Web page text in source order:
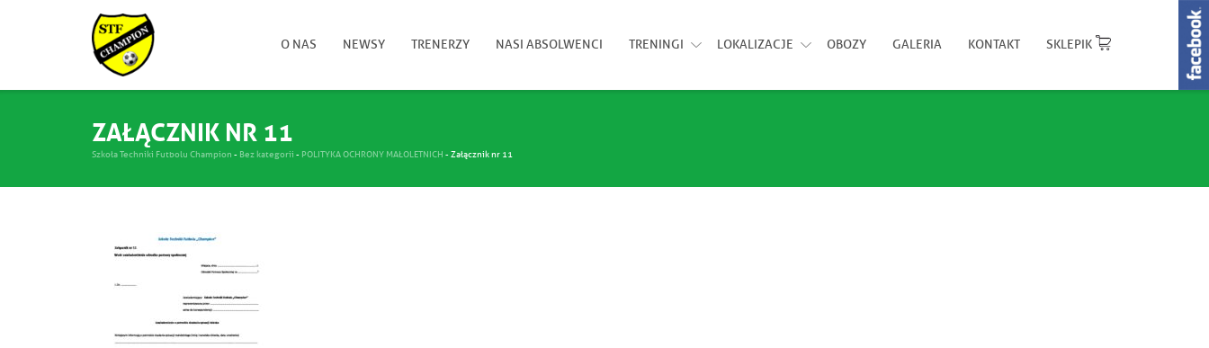
O NAS NEWSY TRENERZY NASI ABSOLWENCI TRENINGI LOKALIZACJE OBOZY GALERIA KONTAKT SKLEPIK
ZAŁĄCZNIK NR 11
Szkoła Techniki Futbolu Champion - Bez kategorii - POLITYKA OCHRONY MAŁOLETNICH -Załącznik nr 11